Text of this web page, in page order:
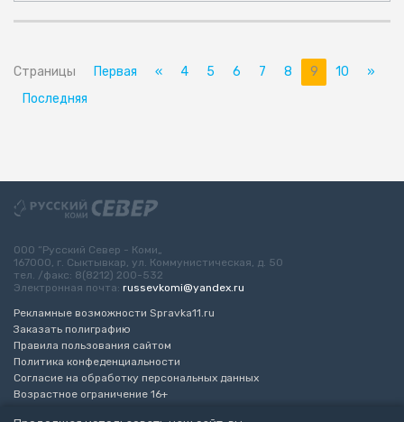
Страницы Первая « 4 5 6 7 8 9 10
»
Последняя
ООО “Русский Север - Коми„
167000, г. Сыктывкар, ул. Коммунистическая, д. 50
тел. /факс: 8(8212) 200-532
Электронная почта: russevkomi@yandex.ru
Рекламные возможности Spravka11.ru
Заказать полиграфию
Правила пользования сайтом
Политика конфеденциальности
Согласие на обработку персональных данных
Возрастное ограничение 16+